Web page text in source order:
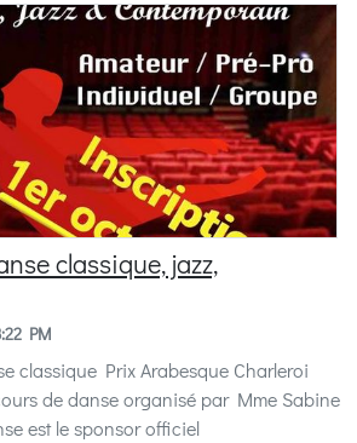
classique, jazz,
PM
classique Prix Arabesque Charleroi
de danse organisé par Mme Sabine
est le sponsor officiel